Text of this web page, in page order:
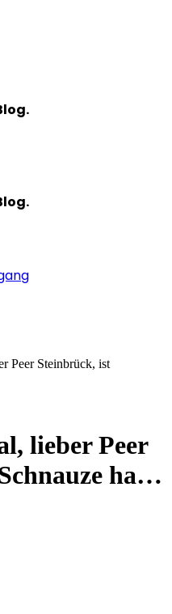
Peer Steinbrück, ist
lieber Peer
ha…